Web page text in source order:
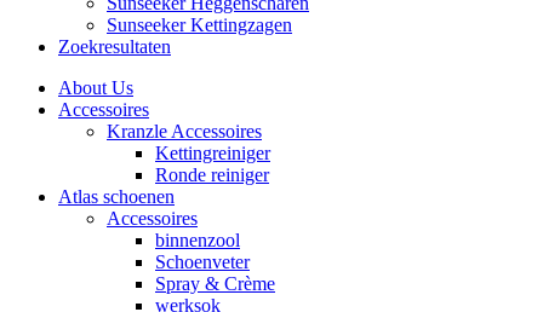
Sunseeker Kettingzagen
Zoekresultaten
About Us
Accessoires
Kranzle Accessoires
Kettingreiniger
Ronde reiniger
Atlas schoenen
Accessoires
binnenzool
Schoenveter
Spray & Crème
werksok